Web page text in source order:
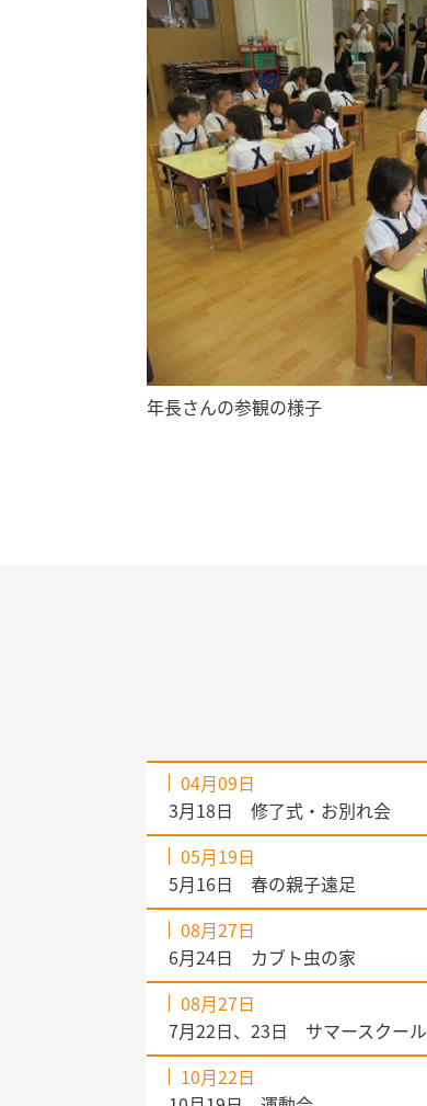
年長さんの参観の様子
04月09日
3月18日 修了式・お別れ会
05月19日
5月16日 春の親子遠足
08月27日
6月24日 カブト虫の家
08月27日
7月22日、23日 サマースクール
10月22日